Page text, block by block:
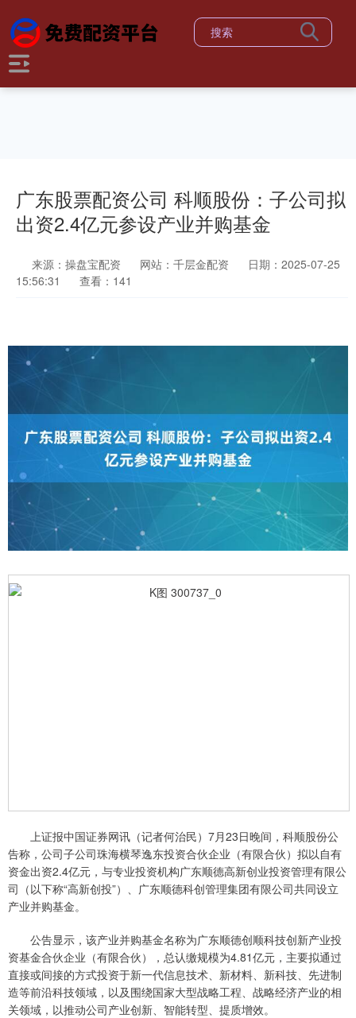
广东股票配资公司 科顺股份：子公司拟
出资2.4亿元参设产业并购基金
来源：操盘宝配资 网站：千层金配资
日期：2025-07-25
15:56:31
查看：141
上证报中国证券网讯（记者何治民）7月23日晚间，科顺股份公
告称，公司子公司珠海横琴逸东投资合伙企业（有限合伙）拟以自有
资金出资2.4亿元，与专业投资机构广东顺德高新创业投资管理有限公
司（以下称“高新创投”）、广东顺德科创管理集团有限公司共同设立
产业并购基金。
公告显示，该产业并购基金名称为广东顺德创顺科技创新产业投
资基金合伙企业（有限合伙），总认缴规模为4.81亿元，主要拟通过
直接或间接的方式投资于新一代信息技术、新材料、新科技、先进制
造等前沿科技领域，以及围绕国家大型战略工程、战略经济产业的相
关领域，以推动公司产业创新、智能转型、提质增效。